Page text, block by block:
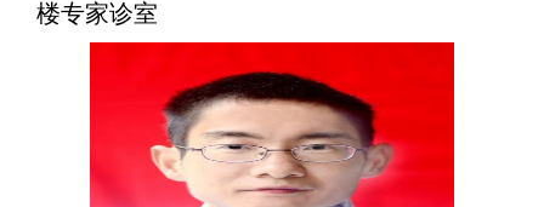
楼专家诊室